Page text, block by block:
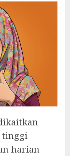
tinggi
harian